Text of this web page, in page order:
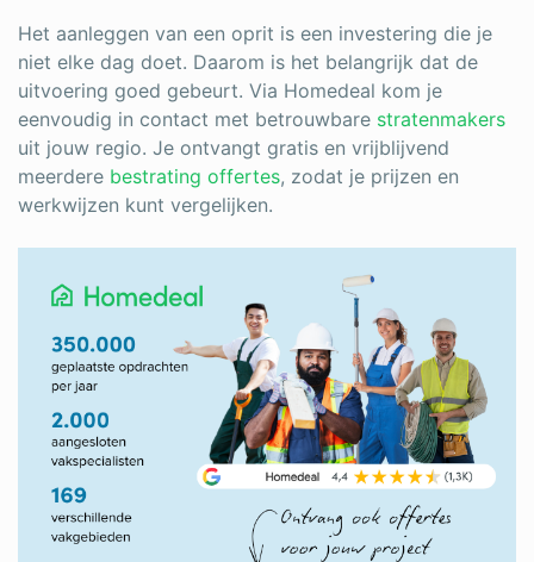
Het aanleggen van een oprit is een investering die je
niet elke dag doet. Daarom is het belangrijk dat de
uitvoering goed gebeurt. Via Homedeal kom je
eenvoudig in contact met betrouwbare stratenmakers
uit jouw regio. Je ontvangt gratis en vrijblijvend
meerdere bestrating offertes, zodat je prijzen en
werkwijzen kunt vergelijken.